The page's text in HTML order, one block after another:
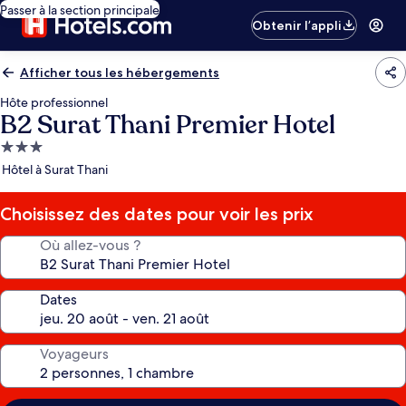
Passer à la section principale
Obtenir l’appli
Afficher tous les hébergements
Hôte professionnel
B2 Surat Thani Premier Hotel
Hébergement
3.0 étoiles
Hôtel à Surat Thani
Choisissez des dates pour voir les prix
Où allez-vous ?
Dates
Voyageurs